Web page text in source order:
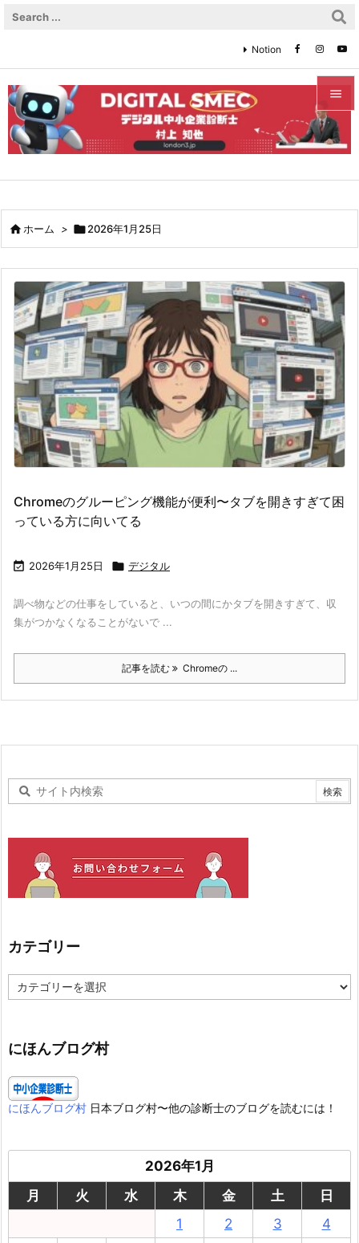


メニュ


次へ

検索
Notion
ホーム > 2026年1月25日
Chromeのグルーピング機能が便利〜タブを開きすぎて困
っている方に向いてる
 2026年1月25日  デジタル
調べ物などの仕事をしていると、いつの間にかタブを開きすぎて、収
集がつかなくなることがないで ...
記事を読む Chromeの ...
カテゴリー
テ
ー
にほんブログ村
にほんブログ村 日本ブログ村〜他の診断士のブログを読むには！
2026年1月
月
火 水 木 金 土
日
1
2 3
4